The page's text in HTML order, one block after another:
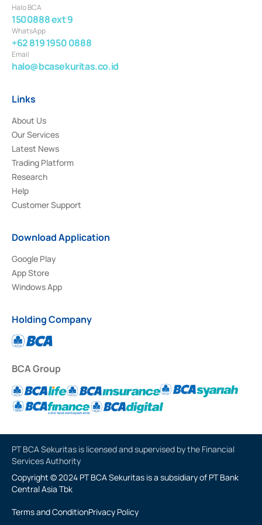
Halo BCA
1500888 ext 9
WhatsApp
+62 819 1950 0888
Email
halo@bcasekuritas.co.id
Links
About Us
Our Services
Latest News
Trading Platform
Research
Help
Customer Support
Download Application
Google Play
App Store
Windows App
Holding Company
BCA Group
PT BCA Sekuritas is licensed and supervised by the Financial
Services Authority
Copyright © 2024 PT BCA Sekuritas is a subsidiary of PT Bank
Central Asia Tbk
Terms and ConditionPrivacy Policy